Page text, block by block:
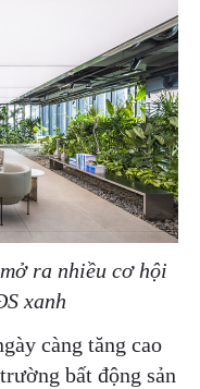
ra nhiều cơ hội
xanh
càng tăng cao
bất động sản